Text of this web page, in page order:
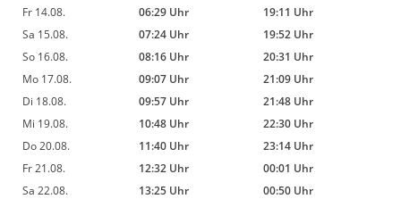
Fr 14.08.
06:29 Uhr
19:11 Uhr
Sa 15.08.
07:24 Uhr
19:52 Uhr
So 16.08.
08:16 Uhr
20:31 Uhr
Mo 17.08.
09:07 Uhr
21:09 Uhr
Di 18.08.
09:57 Uhr
21:48 Uhr
Mi 19.08.
10:48 Uhr
22:30 Uhr
Do 20.08.
11:40 Uhr
23:14 Uhr
Fr 21.08.
12:32 Uhr
00:01 Uhr
Sa 22.08.
13:25 Uhr
00:50 Uhr